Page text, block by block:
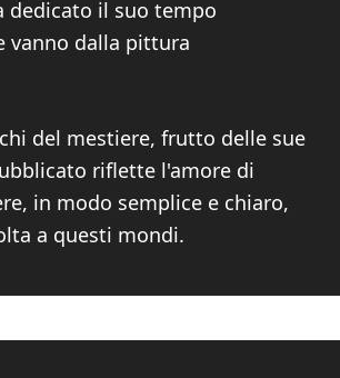
dedicato il suo tempo
vanno dalla pittura
del mestiere, frutto delle sue
riflette l'amore di
in modo semplice e chiaro,
a questi mondi.